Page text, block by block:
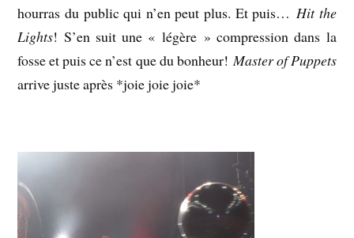
hourras du public qui n’en peut plus. Et puis… Hit the
Lights! S’en suit une « légère » compression dans la
fosse et puis ce n’est que du bonheur!Master of Puppets
arrive juste après *joie joie joie*